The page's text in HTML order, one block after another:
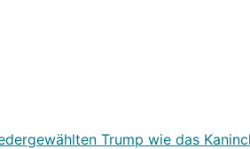
Trump wie das